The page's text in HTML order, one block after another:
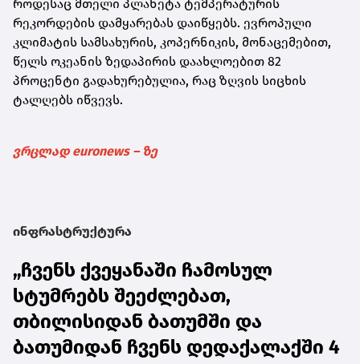
როდესაც მთელი პლანეტა ტემპერატურის
რეკორდების დამყარებას დაიწყებს. ევროპული
კლიმატის სამსახურის, კოპერნიკის, მონაცემებით,
წელს ოკეანის ზედაპირის დაახლოებით 82
პროცენტი გადახურებულია, რაც ზღვის სიცხის
ტალღებს იწვევს.
ვრცლად euronews – ზე
ინფრასტრუქტურა
„ჩვენს ქვეყანაში ჩამოსულ
სტუმრებს შეეძლებათ,
თბილისიდან ბათუმში და
ბათუმიდან ჩვენს დედაქალაქში 4